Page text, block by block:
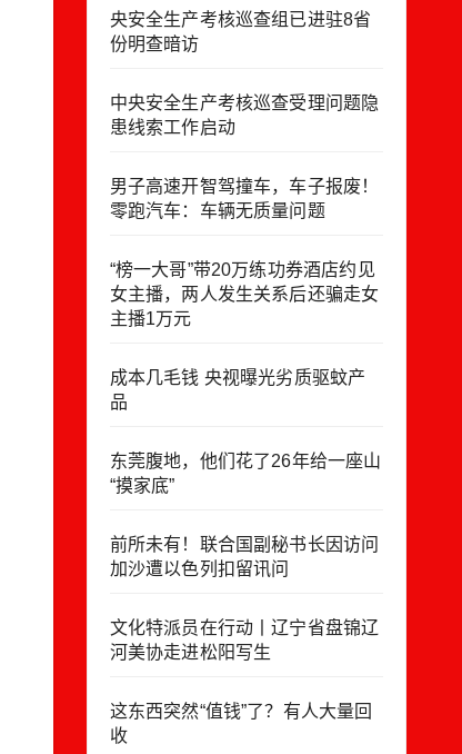
央安全生产考核巡查组已进驻8省
份明查暗访
中央安全生产考核巡查受理问题隐
患线索工作启动
男子高速开智驾撞车，车子报废！
零跑汽车：车辆无质量问题
“榜一大哥”带20万练功券酒店约见
女主播，两人发生关系后还骗走女
主播1万元
成本几毛钱 央视曝光劣质驱蚊产
品
东莞腹地，他们花了26年给一座山
“摸家底”
前所未有！联合国副秘书长因访问
加沙遭以色列扣留讯问
文化特派员在行动丨辽宁省盘锦辽
河美协走进松阳写生
这东西突然“值钱”了？有人大量回
收